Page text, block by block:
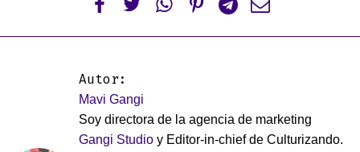
     
Autor:
Mavi Gangi
Soy directora de la agencia de marketing
Gangi Studio y Editor-in-chief de Culturizando.